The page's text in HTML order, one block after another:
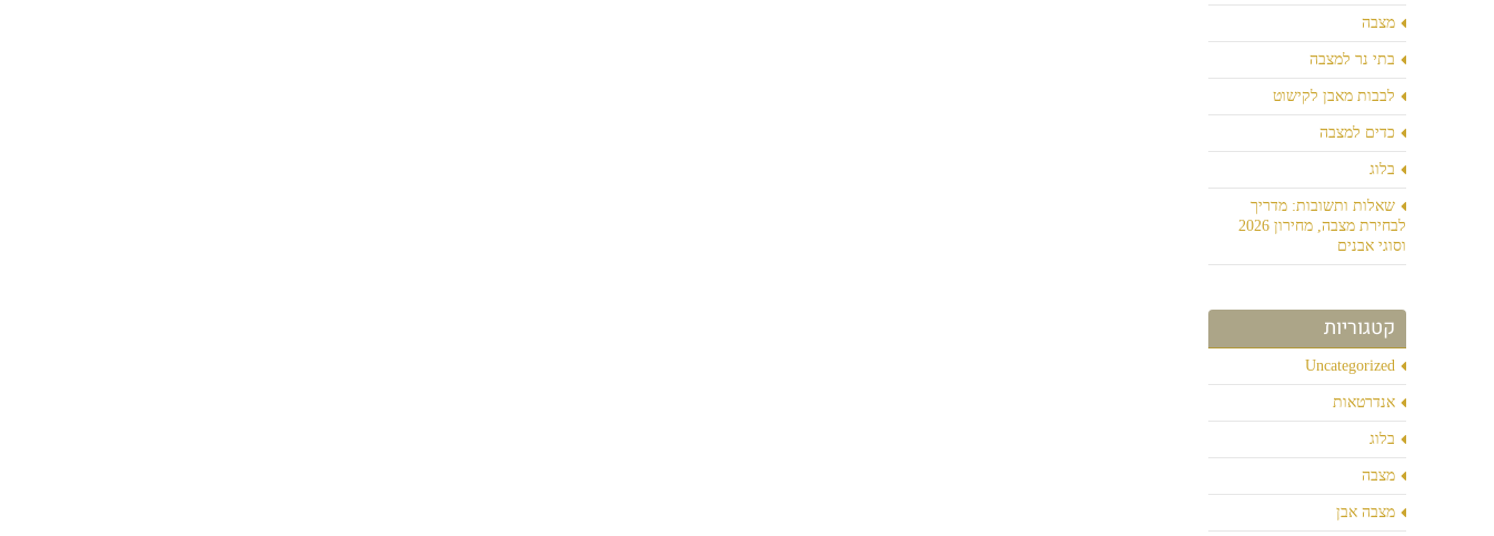
מצבה
בתי נר למצבה
לבבות מאבן לקישוט
כדים למצבה
בלוג
שאלות ותשובות: מדריך
לבחירת מצבה, מחירון 2026
וסוגי אבנים
קטגוריות
Uncategorized
אנדרטאות
בלוג
מצבה
מצבה אבן